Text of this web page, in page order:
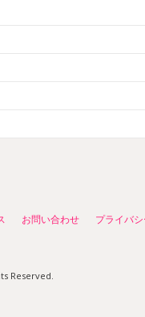
お問い合わせ プライバ
Reserved.